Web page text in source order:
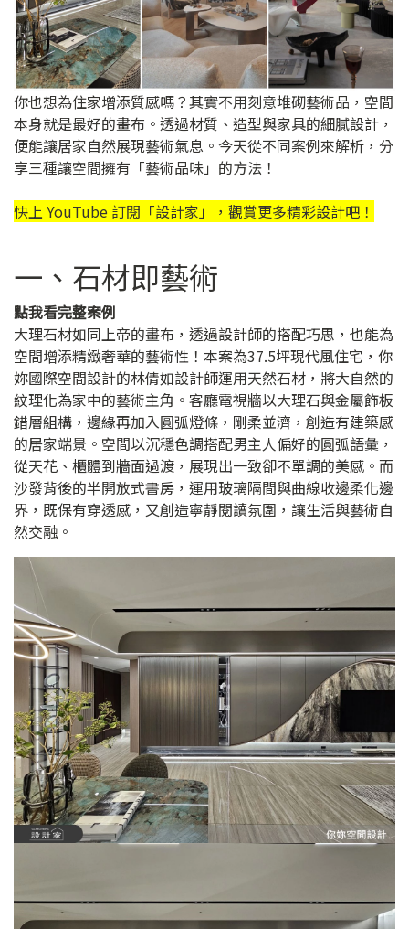
你也想為住家增添質感嗎？其實不用刻意堆砌藝術品，空間
本身就是最好的畫布。透過材質、造型與家具的細膩設計，
便能讓居家自然展現藝術氣息。今天從不同案例來解析，分
享三種讓空間擁有「藝術品味」的方法！
快上 YouTube 訂閱「設計家 」，觀賞更多精彩設計吧！
一、石材即藝術
點我看完整案例
大理石材如同上帝的畫布，透過設計師的搭配巧思，也能為
空間增添精緻奢華的藝術性！本案為37.5坪現代風住宅，你
妳國際空間設計的林倩如設計師運用天然石材，將大自然的
紋理化為家中的藝術主角。客廳電視牆以大理石與金屬飾板
錯層組構，邊緣再加入圓弧燈條，剛柔並濟，創造有建築感
的居家端景。空間以沉穩色調搭配男主人偏好的圓弧語彙，
從天花、櫃體到牆面過渡，展現出一致卻不單調的美感。而
沙發背後的半開放式書房，運用玻璃隔間與曲線收邊柔化邊
界，既保有穿透感，又創造寧靜閱讀氛圍，讓生活與藝術自
然交融。